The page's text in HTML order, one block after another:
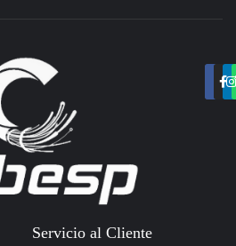
Servicio al Cliente